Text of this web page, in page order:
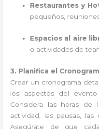
Restaurantes y
pequeños,
Espacios al aire
o actividades de
3. Planifica el
Crear un cronograma
los aspectos del
Considera las horas de
actividad, las pausas,
Asegúrate de que